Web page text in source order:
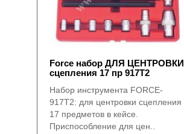
Force набор ДЛЯ ЦЕНТРОВКИ
сцепления 17 пр 917T2
Набор инструмента FORCE-
917T2: для центровки сцепления
17 предметов в кейсе.
Приспособление для цен..